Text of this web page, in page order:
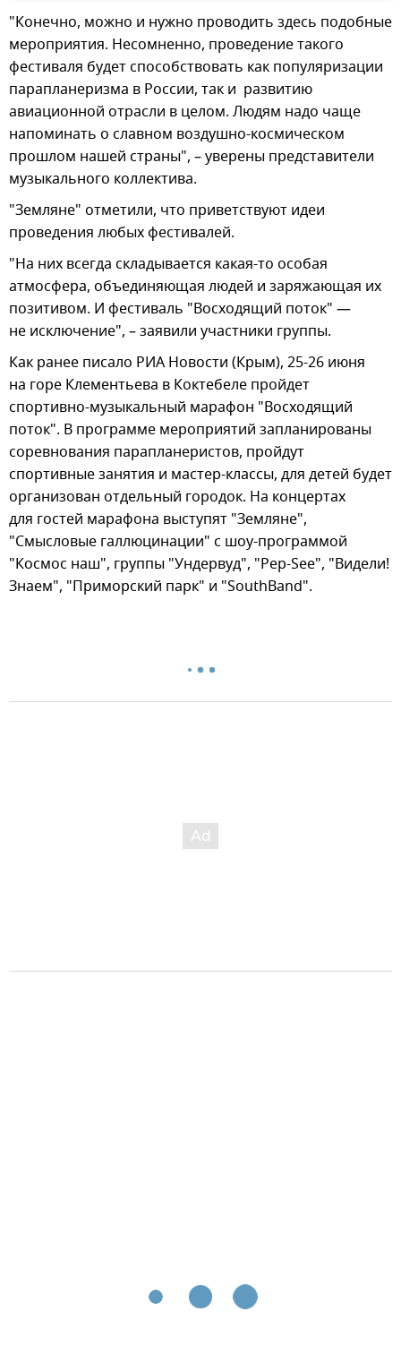
"Конечно, можно и нужно проводить здесь подобные
мероприятия. Несомненно, проведение такого
фестиваля будет способствовать как популяризации
парапланеризма в России, так и развитию
авиационной отрасли в целом. Людям надо чаще
напоминать о славном воздушно-космическом
прошлом нашей страны", – уверены представители
музыкального коллектива.
"Земляне" отметили, что приветствуют идеи
проведения любых фестивалей.
"На них всегда складывается какая-то особая
атмосфера, объединяющая людей и заряжающая их
позитивом. И фестиваль "Восходящий поток" —
не исключение", – заявили участники группы.
Как ранее писало РИА Новости (Крым), 25-26 июня
на горе Клементьева в Коктебеле пройдет
спортивно-музыкальный марафон "Восходящий
поток". В программе мероприятий запланированы
соревнования парапланеристов, пройдут
спортивные занятия и мастер-классы, для детей будет
организован отдельный городок. На концертах
для гостей марафона выступят "Земляне",
"Смысловые галлюцинации" с шоу-программой
"Космос наш", группы "Ундервуд", "Pep-See", "Видели!
Знаем", "Приморский парк" и "SouthBand".